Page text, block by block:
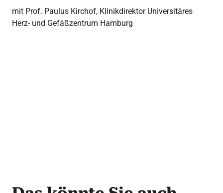
mit Prof. Paulus Kirchof, Klinikdirektor Universitäres
Herz- und Gefäßzentrum Hamburg